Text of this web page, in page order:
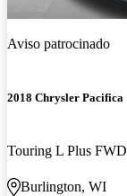
Aviso patrocinado
2018 Chrysler Pacifica
Touring L Plus FWD
Burlington, WI